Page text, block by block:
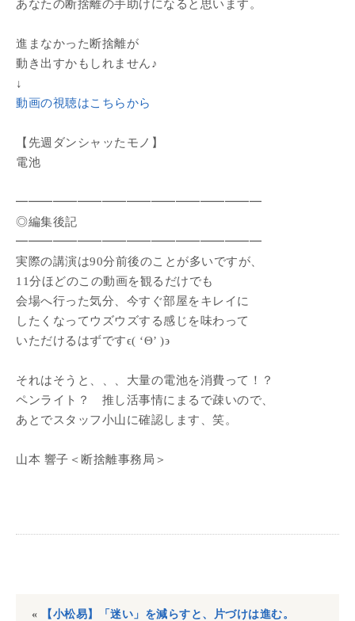
あなたの断捨離の手助けになると思います。
進まなかった断捨離が
動き出すかもしれません♪
↓
動画の視聴はこちらから
【先週ダンシャッたモノ】
電池
━━━━━━━━━━━━━━━━━━━━
◎編集後記
━━━━━━━━━━━━━━━━━━━━
実際の講演は90分前後のことが多いですが、
11分ほどのこの動画を観るだけでも
会場へ行った気分、今すぐ部屋をキレイに
したくなってウズウズする感じを味わって
いただけるはずですϵ( ‘Θ’ )϶
それはそうと、、、大量の電池を消費って！？
ペンライト？ 推し活事情にまるで疎いので、
あとでスタッフ小山に確認します、笑。
山本 響子＜断捨離事務局＞
«
【小松易】「迷い」を減らすと、片づけは進む。